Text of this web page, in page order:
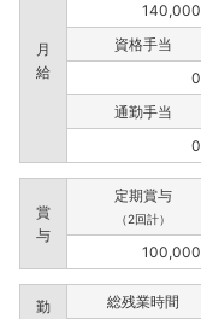
月
給
140,000
資格手当
0
通勤手当
0
賞
与
定期賞与
（2回計）
100,000
勤
総残業時間